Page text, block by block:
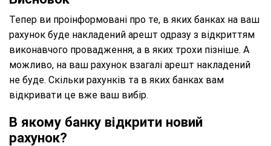
Тепер ви проінформовані про те, в яких банках на ваш
рахунок буде накладений арешт одразу з відкриттям
виконавчого провадження, а в яких трохи пізніше. А
можливо, на ваш рахунок взагалі арешт накладений
не буде. Скільки рахунків та в яких банках вам
відкривати це вже ваш вибір.
В якому банку відкрити новий
рахунок?